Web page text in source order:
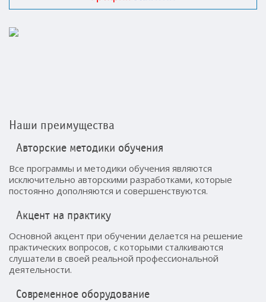
Наши преимущества
Авторские методики обучения
Все программы и методики обучения являются
исключительно авторскими разработками, которые
постоянно дополняются и совершенствуются.
Акцент на практику
Основной акцент при обучении делается на решение
практических вопросов, с которыми сталкиваются
слушатели в своей реальной профессиональной
деятельности.
Современное оборудование